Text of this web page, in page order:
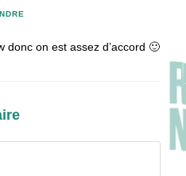
donc on est assez d’accord 🙂